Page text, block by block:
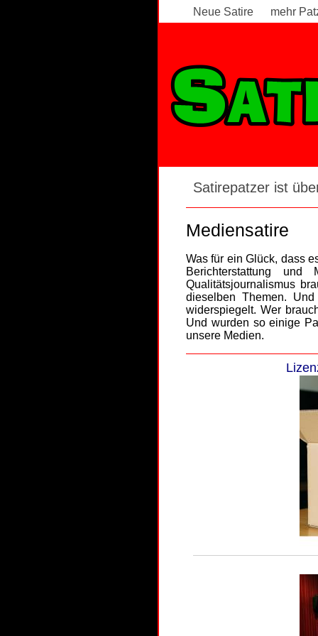
Neue Satire mehr
Satirepatzer ist
Mediensatire
Was für ein Glück, dass
Berichterstattung
Qualitätsjournalismus
dieselben Themen.
widerspiegelt. Wer
Und wurden so einige
unsere Medien.